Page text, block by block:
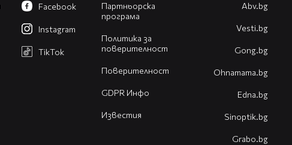
Партньорска
програма
Политика за
поверителност
Поверителност
GDPR Инфо
Известия
Facebook
Instagram
TikTok
Abv.bg
Vesti.bg
Gong.bg
Оhnamama.bg
Edna.bg
Sinoptik.bg
Grabo.bg